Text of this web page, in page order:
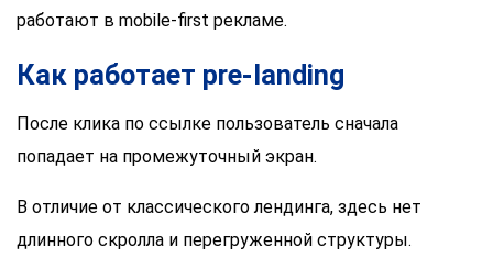
работают в mobile-first рекламе.
Как работает pre-landing
После клика по ссылке пользователь сначала
попадает на промежуточный экран.
В отличие от классического лендинга, здесь нет
длинного скролла и перегруженной структуры.